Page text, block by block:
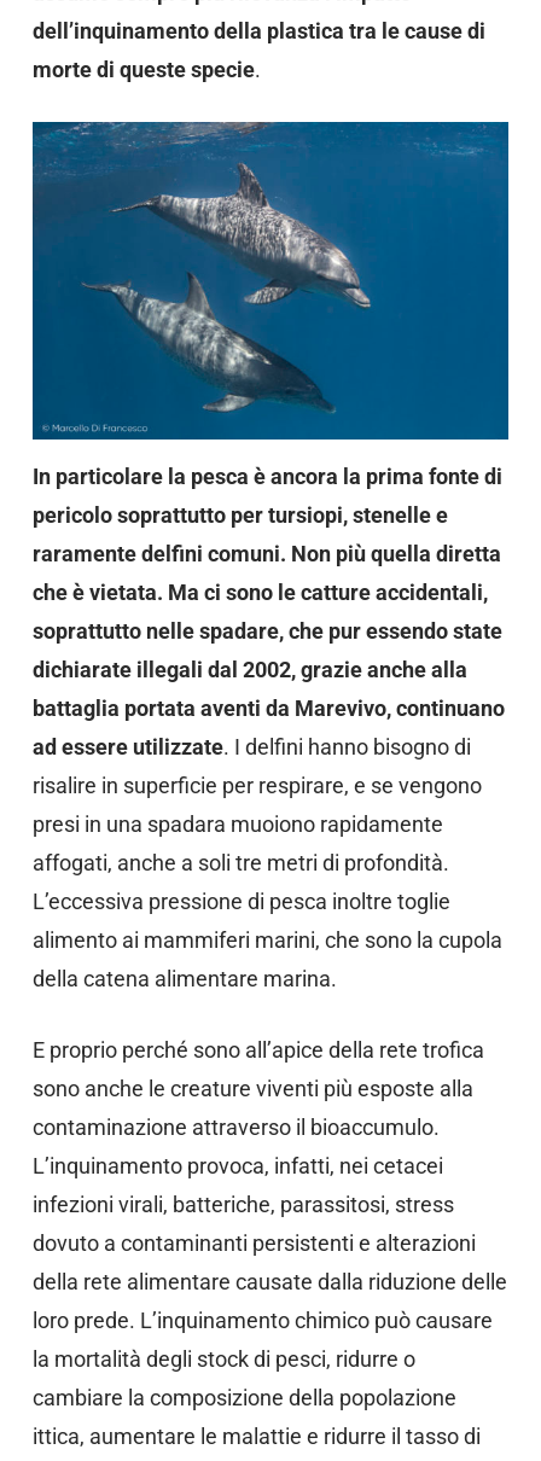
dell’inquinamento della plastica tra le cause di
morte di queste specie.
In particolare la pesca è ancora la prima fonte di
pericolo soprattutto per tursiopi, stenelle e
raramente delfini comuni. Non più quella diretta
che è vietata. Ma ci sono le catture accidentali,
soprattutto nelle spadare, che pur essendo state
dichiarate illegali dal 2002, grazie anche alla
battaglia portata aventi da Marevivo, continuano
ad essere utilizzate. I delfini hanno bisogno di
risalire in superficie per respirare, e se vengono
presi in una spadara muoiono rapidamente
affogati, anche a soli tre metri di profondità.
L’eccessiva pressione di pesca inoltre toglie
alimento ai mammiferi marini, che sono la cupola
della catena alimentare marina.
E proprio perché sono all’apice della rete trofica
sono anche le creature viventi più esposte alla
contaminazione attraverso il bioaccumulo.
L’inquinamento provoca, infatti, nei cetacei
infezioni virali, batteriche, parassitosi, stress
dovuto a contaminanti persistenti e alterazioni
della rete alimentare causate dalla riduzione delle
loro prede. L’inquinamento chimico può causare
la mortalità degli stock di pesci, ridurre o
cambiare la composizione della popolazione
ittica, aumentare le malattie e ridurre il tasso di